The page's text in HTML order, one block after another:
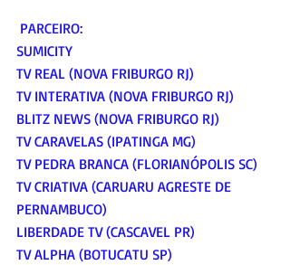
PARCEIRO:
SUMICITY
TV REAL (NOVA FRIBURGO RJ)
TV INTERATIVA (NOVA FRIBURGO RJ)
BLITZ NEWS (NOVA FRIBURGO RJ)
TV CARAVELAS (IPATINGA MG)
TV PEDRA BRANCA (FLORIANÓPOLIS SC)
TV CRIATIVA (CARUARU AGRESTE DE
PERNAMBUCO)
LIBERDADE TV (CASCAVEL PR)
TV ALPHA (BOTUCATU SP)